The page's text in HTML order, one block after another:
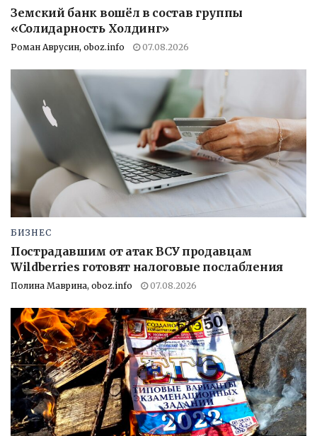
Земский банк вошёл в состав группы
«Солидарность Холдинг»
Роман Аврусин, oboz.info 07.08.2026
БИЗНЕС
Пострадавшим от атак ВСУ продавцам
Wildberries готовят налоговые послабления
Полина Маврина, oboz.info 07.08.2026